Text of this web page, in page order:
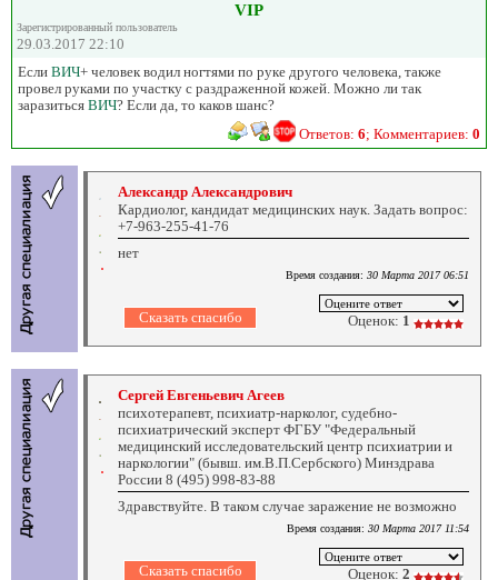
VIP
Зарегистрированный пользователь
29.03.2017 22:10
Если ВИЧ+ человек водил ногтями по руке другого человека, также
провел руками по участку с раздраженной кожей. Можно ли так
заразиться ВИЧ? Если да, то каков шанс?
Ответов: 6; Комментариев: 0
Александр Александрович
Кардиолог, кандидат медицинских наук. Задать вопрос:
+7-963-255-41-76
нет
Время создания: 30 Марта 2017 06:51
Оценок: 1
Сергей Евгеньевич Агеев
психотерапевт, психиатр-нарколог, судебно-
психиатрический эксперт ФГБУ "Федеральный
медицинский исследовательский центр психиатрии и
наркологии" (бывш. им.В.П.Сербского) Минздрава
России 8 (495) 998-83-88
Здравствуйте. В таком случае заражение не возможно
Время создания: 30 Марта 2017 11:54
Оценок: 2